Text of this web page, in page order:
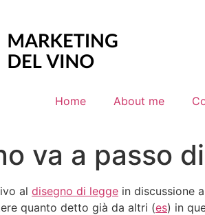
Home About me
va a passo
al disegno di legge in discussione
quanto detto già da altri (es) in